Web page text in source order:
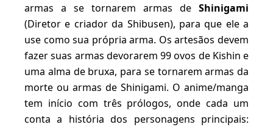
armas a se tornarem armas de Shinigami
(Diretor e criador da Shibusen), para que ele a
use como sua própria arma. Os artesãos devem
fazer suas armas devorarem 99 ovos de Kishin e
uma alma de bruxa, para se tornarem armas da
morte ou armas de Shinigami. O anime/manga
tem início com três prólogos, onde cada um
conta a história dos personagens principais: